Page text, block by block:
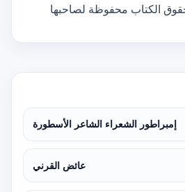
الكتاب محفوظة لصاحبها
إمبراطور الشعراء الشاعر الأسطورة
عائض القرني